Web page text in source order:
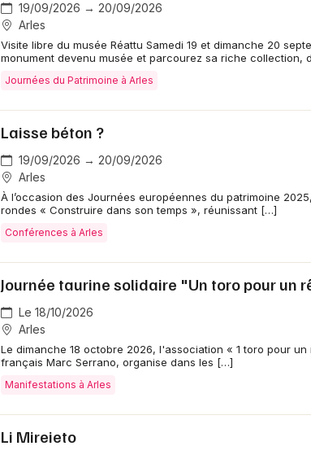
19/09/2026 → 20/09/2026
Arles
Visite libre du musée Réattu Samedi 19 et dimanche 20
monument devenu musée et parcourez sa riche collection,
Journées du Patrimoine à Arles
Laisse béton ?
19/09/2026 → 20/09/2026
Arles
À l’occasion des Journées européennes du patrimoine
rondes « Construire dans son temps », réunissant […]
Conférences à Arles
Journée taurine solidaire "Un toro pour un
Le 18/10/2026
Arles
Le dimanche 18 octobre 2026, l'association « 1 toro pour
français Marc Serrano, organise dans les […]
Manifestations à Arles
Li Mireieto